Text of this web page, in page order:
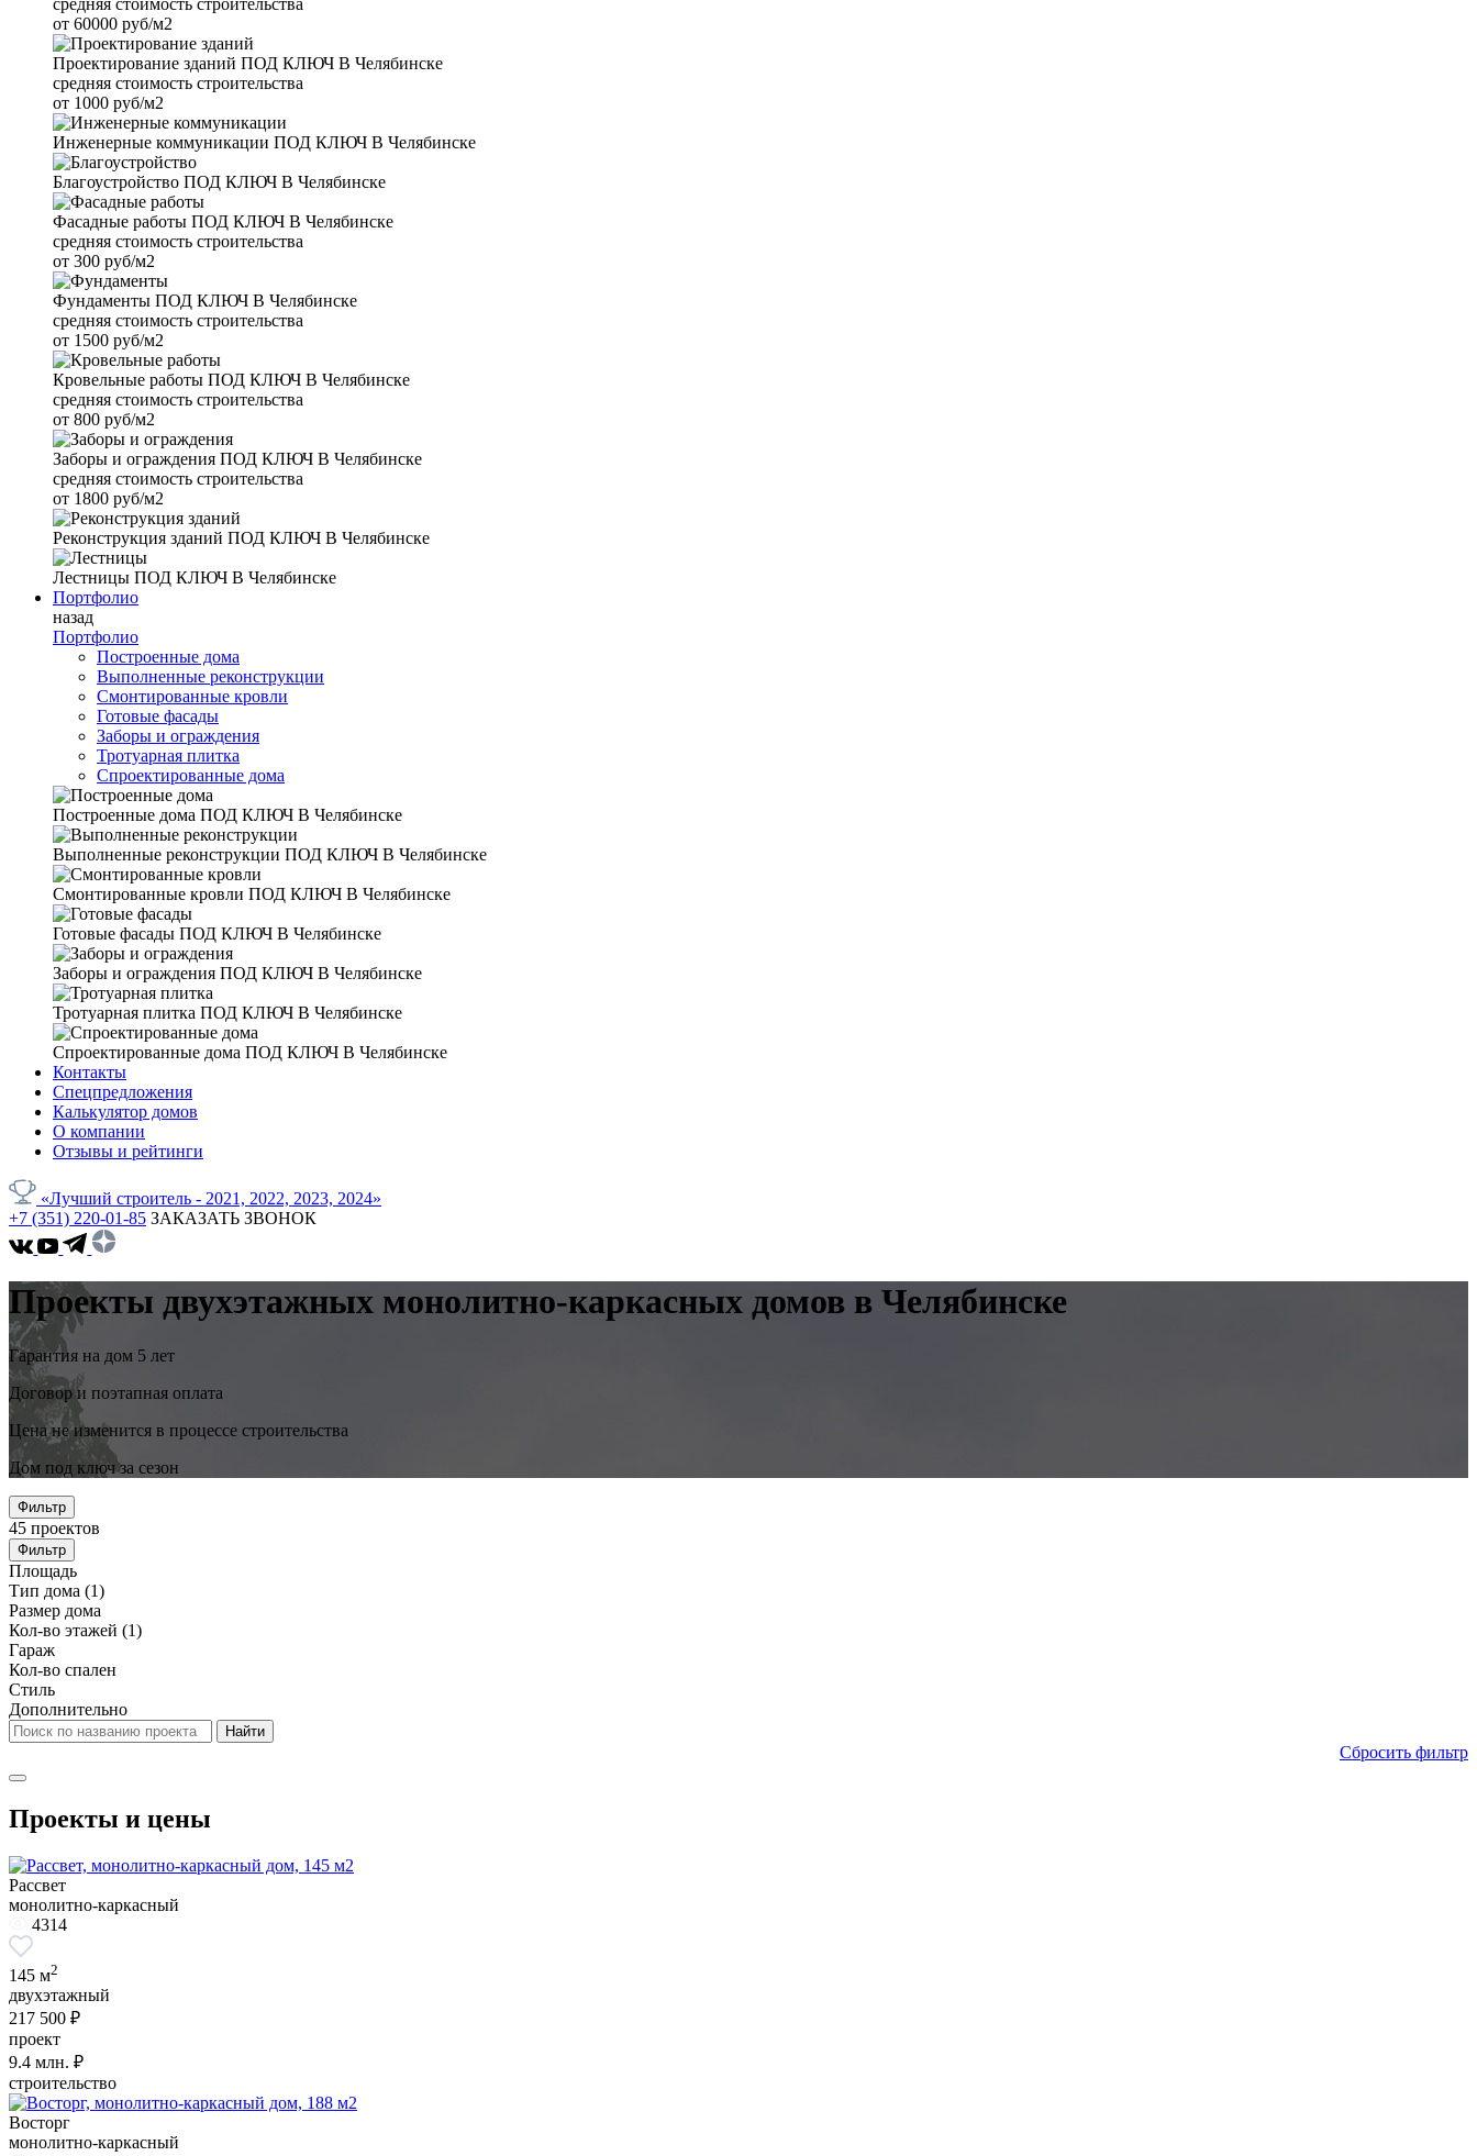
средняя стоимость строительства
от 60000 руб/м2
Проектирование зданий ПОД КЛЮЧ В Челябинске
средняя стоимость строительства
от 1000 руб/м2
Инженерные коммуникации ПОД КЛЮЧ В Челябинске
Благоустройство ПОД КЛЮЧ В Челябинске
Фасадные работы ПОД КЛЮЧ В Челябинске
средняя стоимость строительства
от 300 руб/м2
Фундаменты ПОД КЛЮЧ В Челябинске
средняя стоимость строительства
от 1500 руб/м2
Кровельные работы ПОД КЛЮЧ В Челябинске
средняя стоимость строительства
от 800 руб/м2
Заборы и ограждения ПОД КЛЮЧ В Челябинске
средняя стоимость строительства
от 1800 руб/м2
Реконструкция зданий ПОД КЛЮЧ В Челябинске
Лестницы ПОД КЛЮЧ В Челябинске
Портфолио
назад
Портфолио
Построенные дома
Выполненные реконструкции
Смонтированные кровли
Готовые фасады
Заборы и ограждения
Тротуарная плитка
Спроектированные дома
Построенные дома ПОД КЛЮЧ В Челябинске
Выполненные реконструкции ПОД КЛЮЧ В Челябинске
Смонтированные кровли ПОД КЛЮЧ В Челябинске
Готовые фасады ПОД КЛЮЧ В Челябинске
Заборы и ограждения ПОД КЛЮЧ В Челябинске
Тротуарная плитка ПОД КЛЮЧ В Челябинске
Спроектированные дома ПОД КЛЮЧ В Челябинске
Контакты
Спецпредложения
Калькулятор домов
О компании
Отзывы и рейтинги
«Лучший строитель - 2021, 2022, 2023, 2024»
+7 (351) 220-01-85 ЗАКАЗАТЬ ЗВОНОК
Проекты двухэтажных монолитно-каркасных домов в Челябинске
Гарантия на дом 5 лет
Договор и поэтапная оплата
Цена не изменится в процессе строительства
Дом под ключ за сезон
Фильтр
45 проектов
Фильтр
Площадь
Тип дома (1)
Размер дома
Кол-во этажей (1)
Гараж
Кол-во спален
Стиль
Дополнительно
Сбросить фильтр
Проекты и цены
Рассвет
монолитно-каркасный
4314
145 м2
двухэтажный
217 500 ₽
проект
9.4 млн. ₽
строительство
Восторг
монолитно-каркасный